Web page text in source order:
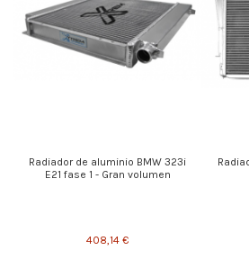
Radiador de aluminio BMW 323i
E21 fase 1 - Gran volumen
408,14 €